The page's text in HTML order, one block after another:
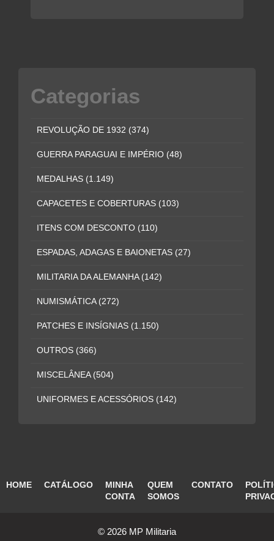
Categorias
REVOLUÇÃO DE 1932 (374)
GUERRA PARAGUAI E IMPÉRIO (48)
MEDALHAS (1.149)
CAPACETES E COBERTURAS (103)
ITENS COM DESCONTO (110)
ESPADAS, ADAGAS E BAIONETAS (27)
MILITARIA DA ALEMANHA (142)
NUMISMÁTICA (272)
PATCHES E INSÍGNIAS (1.150)
OUTROS (366)
MISCELÂNEA (504)
UNIFORMES E ACESSÓRIOS (142)
HOME CATÁLOGO
MINHA
CONTA
QUEM
SOMOS
CONTATO
© 2026 MP Militaria